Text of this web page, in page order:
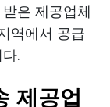
은 제공업체
역에서 공급
.
제공업